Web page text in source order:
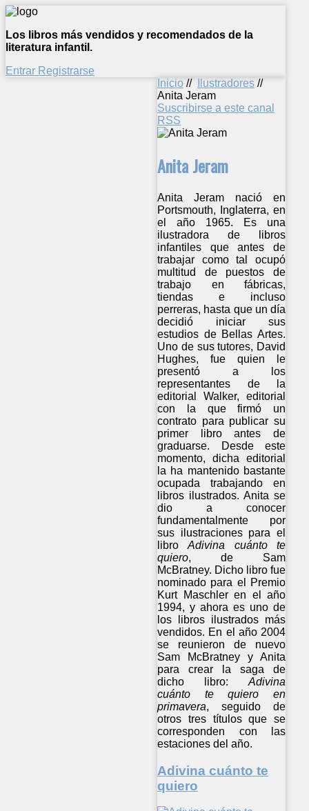
Los libros más vendidos y recomendados de la
literatura infantil.
Entrar Registrarse
Inicio // Ilustradores //
Anita Jeram
Suscribirse a este canal
RSS
Anita Jeram
Anita Jeram nació en
Portsmouth, Inglaterra, en
el año 1965. Es una
ilustradora de libros
infantiles que antes de
trabajar como tal ocupó
multitud de puestos de
trabajo en fábricas,
tiendas e incluso
perreras, hasta que un día
decidió iniciar sus
estudios de Bellas Artes.
Uno de sus tutores, David
Hughes, fue quien le
presentó a los
representantes de la
editorial Walker, editorial
con la que firmó un
contrato para publicar su
primer libro antes de
graduarse. Desde este
momento, dicha editorial
la ha mantenido bastante
ocupada trabajando en
libros ilustrados.Anita se
dio a conocer
fundamentalmente por
sus ilustraciones para el
libroAdivina cuántote
quiero, de Sam
McBratney. Dicho librofue
nominado para el
Premio
Kurt
Maschleren el año
1994, y ahora es uno de
los libros ilustrados más
vendidos. En el año 2004
se reunieron de nuevo
Sam
McBratney y Anita
para crear la saga de
dicho libro:Adivina
cuánto te quiero en
primavera, seguido de
otros tres títulos que se
corresponden con las
estaciones del año.
Adivina cuánto te
quiero